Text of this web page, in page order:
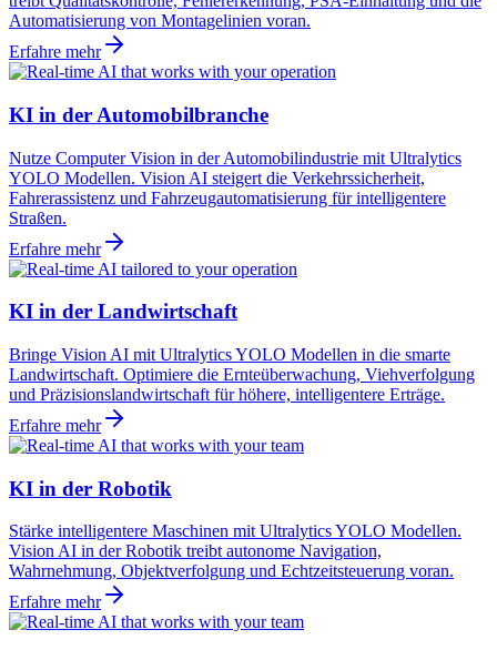
Automatisierung von Montagelinien voran.
Erfahre mehr
KI in der Automobilbranche
Nutze Computer Vision in der Automobilindustrie mit Ultralytics
YOLO Modellen. Vision AI steigert die Verkehrssicherheit,
Fahrerassistenz und Fahrzeugautomatisierung für intelligentere
Straßen.
Erfahre mehr
KI in der Landwirtschaft
Bringe Vision AI mit Ultralytics YOLO Modellen in die smarte
Landwirtschaft. Optimiere die Ernteüberwachung, Viehverfolgung
und Präzisionslandwirtschaft für höhere, intelligentere Erträge.
Erfahre mehr
KI in der Robotik
Stärke intelligentere Maschinen mit Ultralytics YOLO Modellen.
Vision AI in der Robotik treibt autonome Navigation,
Wahrnehmung, Objektverfolgung und Echtzeitsteuerung voran.
Erfahre mehr